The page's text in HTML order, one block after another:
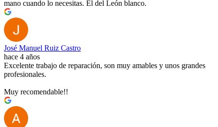
mano cuando lo necesitas. El del León blanco.
José Manuel Ruiz Castro
hace 4 años
Excelente trabajo de reparación, son muy amables y unos grandes
profesionales.
Muy recomendable!!